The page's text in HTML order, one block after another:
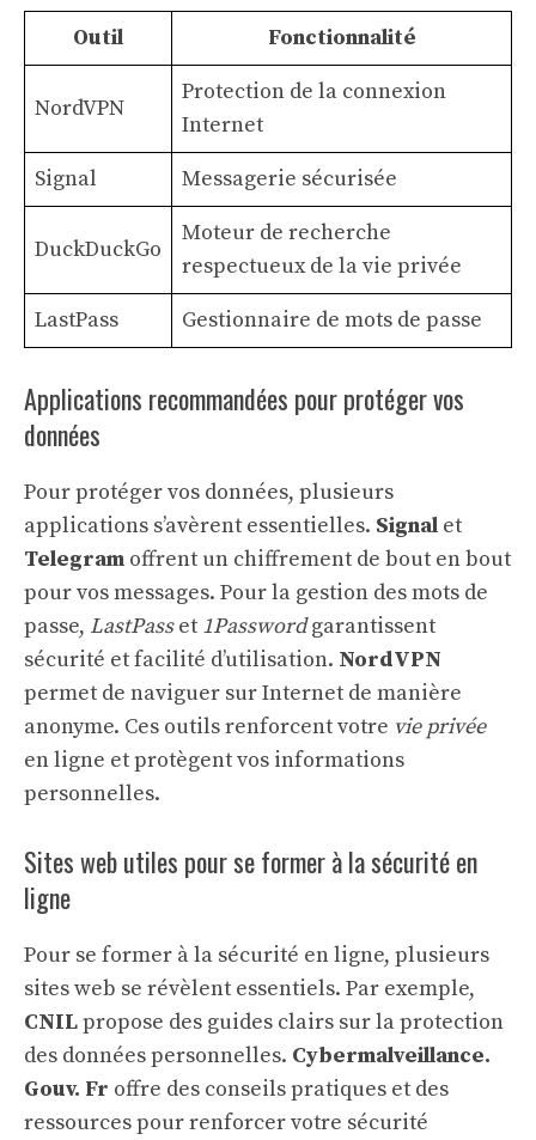
Outil Fonctionnalité
NordVPN
Protection de la connexion
Internet
Signal
Messagerie sécurisée
DuckDuckGo
Moteur de recherche
respectueux de la vie privée
LastPass
Gestionnaire de mots de passe
Applications recommandées pour protéger vos
données
Pour protéger vos données, plusieurs
applications s’avèrent essentielles. Signal et
Telegram offrent un chiffrement de bout en bout
pour vos messages. Pour la gestion des mots de
passe, LastPasset 1Passwordgarantissent
sécurité et facilité d’utilisation. NordVPN
permet de naviguer sur Internet de manière
anonyme. Ces outils renforcent votre vie privée
en ligne et protègent vos informations
personnelles.
Sites web utiles pour se former à la sécurité en
ligne
Pour se former à la sécurité en ligne, plusieurs
sites web se révèlent essentiels. Par exemple,
CNILpropose des guides clairs sur la protection
des données personnelles. Cybermalveillance.
Gouv. Fr offre des conseils pratiques et des
ressources pour renforcer votre sécurité